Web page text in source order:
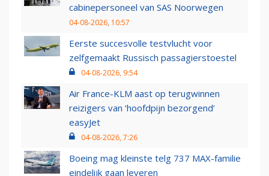
cabinepersoneel van SAS Noorwegen
04-08-2026, 10:57
Eerste succesvolle testvlucht voor
zelfgemaakt Russisch passagierstoestel
04-08-2026, 9:54
Air France-KLM aast op terugwinnen
reizigers van ‘hoofdpijn bezorgend’
easyJet
04-08-2026, 7:26
Boeing mag kleinste telg 737 MAX-familie
eindelijk gaan leveren